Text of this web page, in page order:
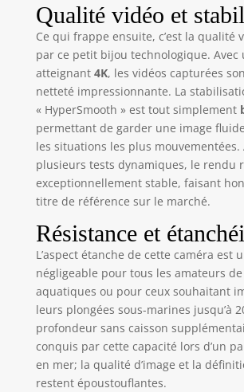
autres
pour
photos et
encore plus
et vidéo
(imagerie
plage
HERO12
passer la
ses images
niveau
avec la
pour les
(5.3K et
photos.
les
mélangeant
ombres et
luminosité,
Qualité vidéo et
Ce qui frappe ensuite, c’est la qualité
par ce petit bijou technologique. Avec
atteignant 4K, les vidéos capturées
netteté impressionnante. La
« HyperSmooth » est tout simplement
permettant de garder une image
les situations les plus mouvementées.
plusieurs tests dynamiques, le rendu
exceptionnellement stable, faisant
titre de référence sur le marché.
Résistance et
L’aspect étanche de cette caméra est
négligeable pour tous les amateurs
aquatiques ou pour ceux souhaitant
leurs plongées sous-marines jusqu’à
profondeur sans caisson
conquis par cette capacité lors d’un
en mer; la qualité d’image et la
restent époustouflantes.